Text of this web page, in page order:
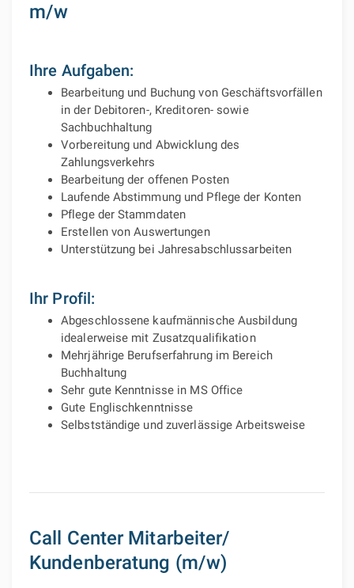
m/w
Ihre Aufgaben:
Bearbeitung und Buchung von Geschäftsvorfällen
in der Debitoren-, Kreditoren- sowie
Sachbuchhaltung
Vorbereitung und Abwicklung des
Zahlungsverkehrs
Bearbeitung der offenen Posten
Laufende Abstimmung und Pflege der Konten
Pflege der Stammdaten
Erstellen von Auswertungen
Unterstützung bei Jahresabschlussarbeiten
Ihr Profil:
Abgeschlossene kaufmännische Ausbildung
idealerweise mit Zusatzqualifikation
Mehrjährige Berufserfahrung im Bereich
Buchhaltung
Sehr gute Kenntnisse in MS Office
Gute Englischkenntnisse
Selbstständige und zuverlässige Arbeitsweise
Call Center Mitarbeiter/
Kundenberatung (m/w)